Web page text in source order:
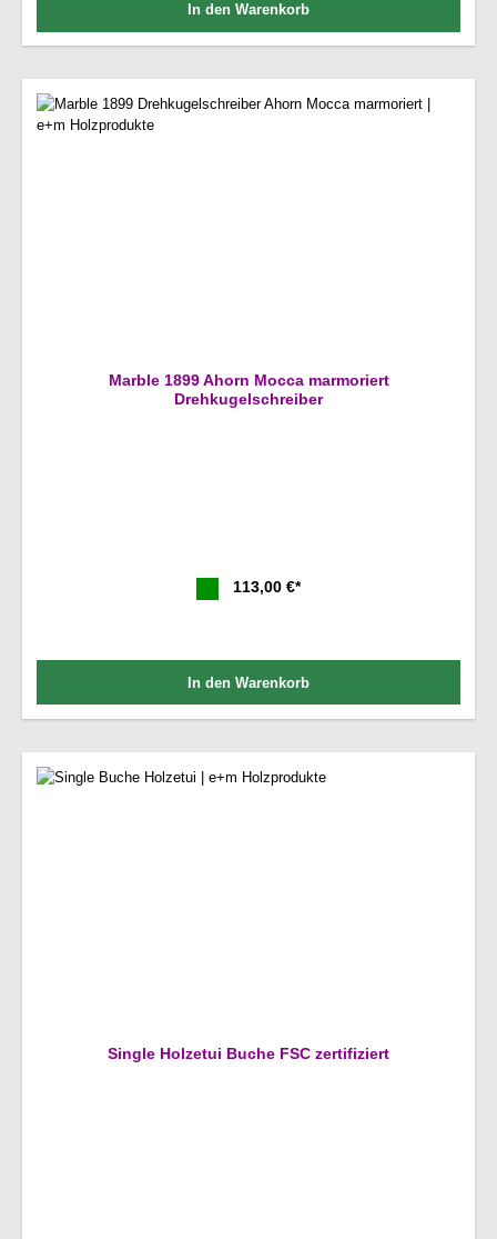
In den Warenkorb
Marble 1899 Ahorn Mocca marmoriert
Drehkugelschreiber
113,00 €*
In den Warenkorb
Single Holzetui Buche FSC zertifiziert